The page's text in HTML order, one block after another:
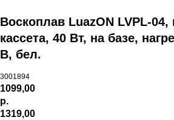
Воскоплав LuazON LVPL-04,
кассета, 40 Вт, на базе,
В, бел.
3001894
1099,00
р.
1319,00